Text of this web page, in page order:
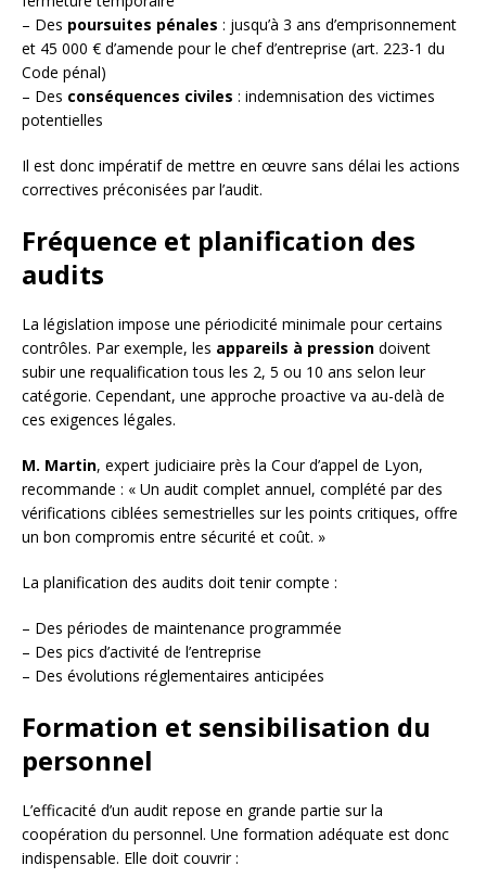
– Des poursuites pénales : jusqu’à 3 ans d’emprisonnement
et 45 000 € d’amende pour le chef d’entreprise (art. 223-1 du
Code pénal)
– Des conséquences civiles : indemnisation des victimes
potentielles
Il est donc impératif de mettre en œuvre sans délai les actions
correctives préconisées par l’audit.
Fréquence et planification des
audits
La législation impose une périodicité minimale pour certains
contrôles. Par exemple, les appareils à pression doivent
subir une requalification tous les 2, 5 ou 10 ans selon leur
catégorie. Cependant, une approche proactive va au-delà de
ces exigences légales.
M. Martin, expert judiciaire près la Cour d’appel de Lyon,
recommande : « Un audit complet annuel, complété par des
vérifications ciblées semestrielles sur les points critiques, offre
un bon compromis entre sécurité et coût. »
La planification des audits doit tenir compte :
– Des périodes de maintenance programmée
– Des pics d’activité de l’entreprise
– Des évolutions réglementaires anticipées
Formation et sensibilisation du
personnel
L’efficacité d’un audit repose en grande partie sur la
coopération du personnel. Une formation adéquate est donc
indispensable. Elle doit couvrir :